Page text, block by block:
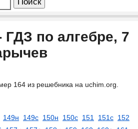
по алгебре, 7
164 из решебника на uchim.org.
149н 149с 150н 150с 151 151с 152